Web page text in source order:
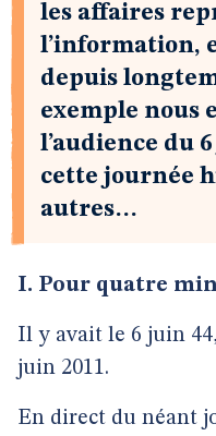
les affaires
l’information,
depuis
exemple nous
l’audience du
cette journée
autres…
I. Pour quatre
Il y avait le 6 juin
juin 2011.
En direct du néant